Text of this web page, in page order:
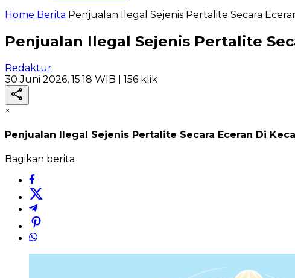
Home Berita Penjualan Ilegal Sejenis Pertalite Secara
Penjualan Ilegal Sejenis Pertalite
Redaktur
30 Juni 2026, 15:18 WIB | 156 klik
×
Penjualan Ilegal Sejenis Pertalite Secara Eceran Di
Bagikan berita